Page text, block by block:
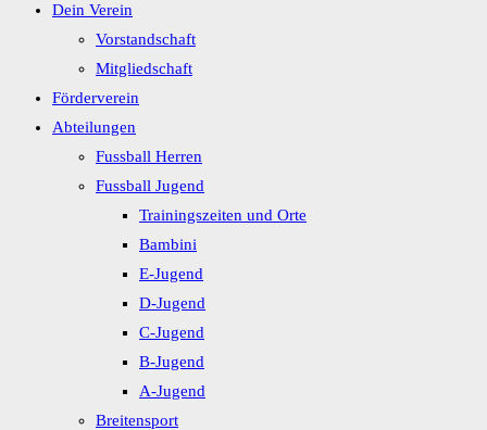
Dein Verein
Vorstandschaft
Mitgliedschaft
Förderverein
Abteilungen
Fussball Herren
Fussball Jugend
Trainingszeiten und Orte
Bambini
E-Jugend
D-Jugend
C-Jugend
B-Jugend
A-Jugend
Breitensport